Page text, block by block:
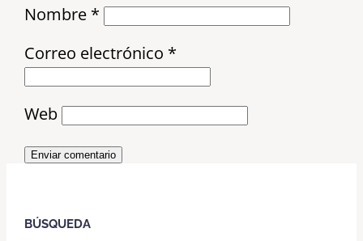
Nombre *
Correo electrónico *
Web
Enviar comentario
BÚSQUEDA